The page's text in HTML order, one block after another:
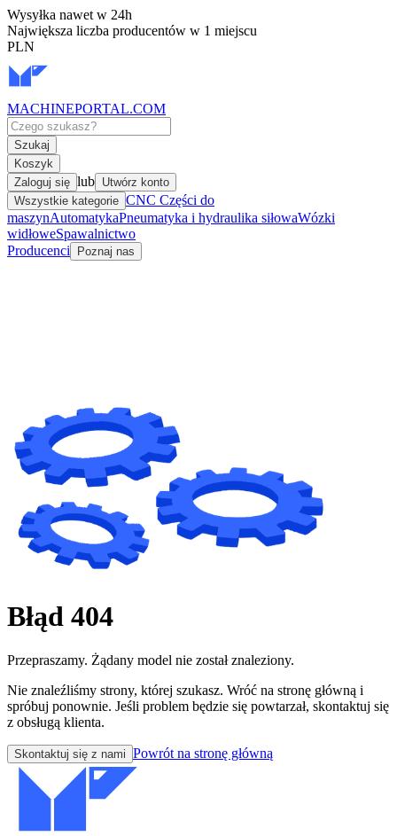
Wysyłka nawet w 24h
Największa liczba producentów w 1 miejscu
PLN
MACHINEPORTAL.COM
Szukaj
Koszyk
Zaloguj się lub Utwórz konto
Wszystkie kategorie CNC Części do
maszynAutomatykaPneumatyka i hydraulika siłowaWózki
widłoweSpawalnictwo
Producenci
Poznaj nas
Błąd 404
Przepraszamy. Żądany model nie został znaleziony.
Nie znaleźliśmy strony, której szukasz. Wróć na stronę główną i
spróbuj ponownie. Jeśli problem będzie się powtarzał, skontaktuj się
z obsługą klienta.
Skontaktuj się z nami Powrót na stronę główną